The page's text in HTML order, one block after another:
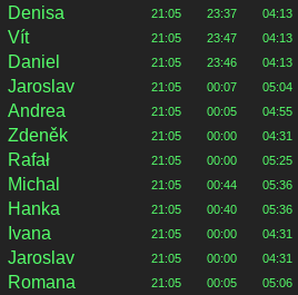
Denisa 21:05 23:37 04:13
Vít 21:05 23:47 04:13
Daniel 21:05 23:46 04:13
Jaroslav 21:05 00:07 05:04
Andrea 21:05 00:05 04:55
Zdeněk 21:05 00:00 04:31
Rafał 21:05 00:00 05:25
Michal 21:05 00:44 05:36
Hanka 21:05 00:40 05:36
Ivana 21:05 00:00 04:31
Jaroslav 21:05 00:00 04:31
Romana 21:05 00:05 05:06